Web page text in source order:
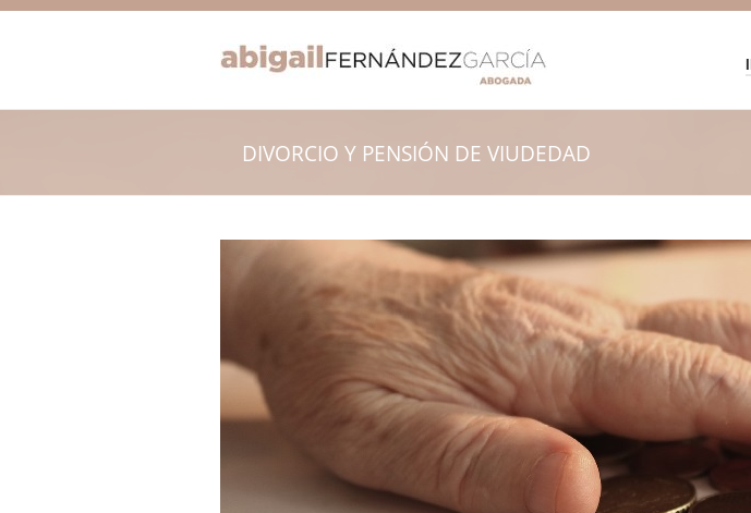
DIVORCIO Y PENSIÓN DE VIUDEDAD